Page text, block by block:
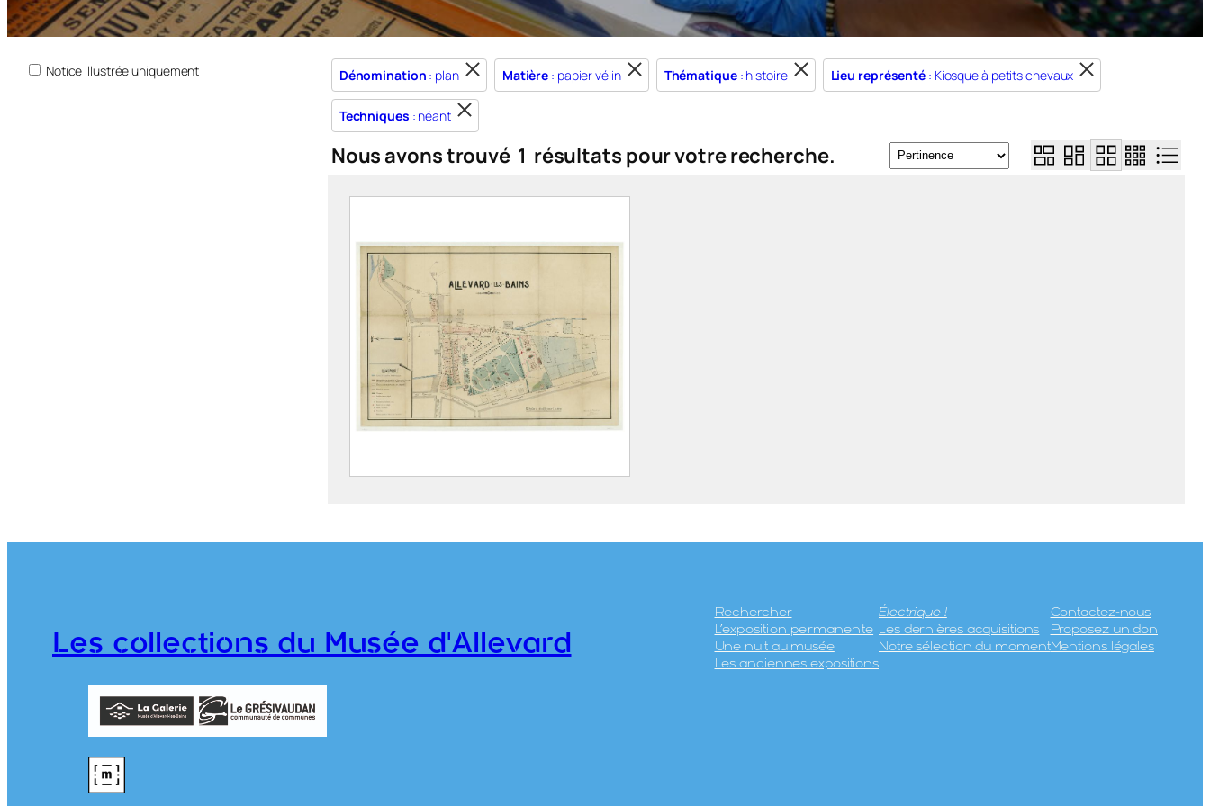
Notice illustrée uniquement Dénomination : plan Matière : papier vélin Thématique: histoire Lieu représenté : Kiosque à petits chevaux
Techniques : néant
Nous avons trouvé 1 résultats pour votre recherche.
Parc thermal d’Allevard
Les collections du Musée d'Allevard
Rechercher
L’exposition permanente
Une nuit au musée
Les anciennes expositions
Électrique !
Les dernières acquisitions
Notre sélection du moment
Contactez-nous
Proposez un don
Mentions légales